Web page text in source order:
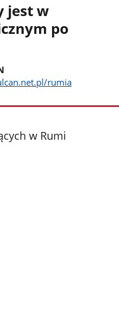
jest w
po
rumia
w Rumi